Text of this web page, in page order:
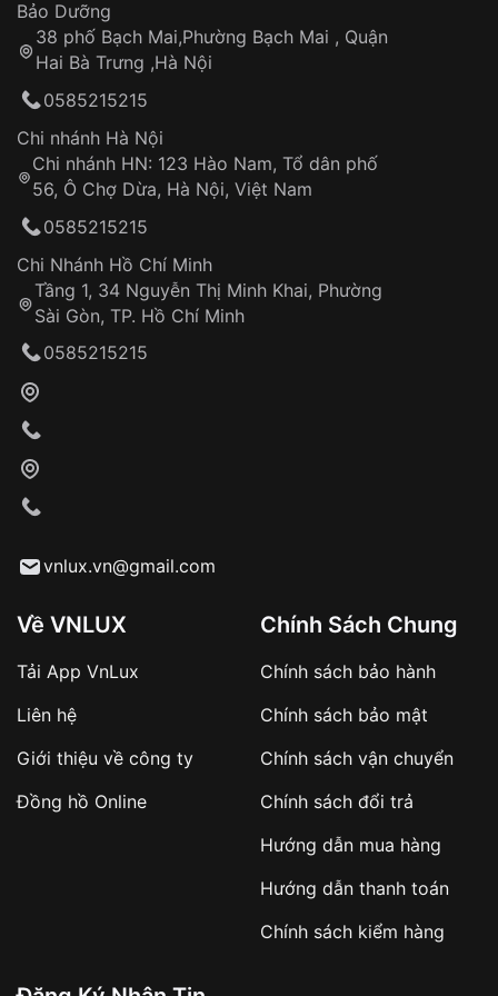
Thời gian tính từ khi xác nhận đơn hàng thành
công
Hotline: 0585 215 215
Từ khóa SEO:
Khách hàng kiểm tra và thanh toán trực tiếp
Từ khóa SEO:
sản phẩm đặc biệt
hàng
Số tiền còn lại thanh toán khi nhận hàng hoặc
✔️ Đảm bảo xử lý đơn hàng nhanh chóng
✔️ Hạn chế tình trạng hủy đơn không mong
Sản phẩm đã bị:
Tự ý sửa chữa
thống VNLUX
Đảm bảo quyền lợi khách hàng
Đồng hành cùng khách hàng trong suốt quá
trình sử dụng
Bảo Dưỡng
38 phố Bạch Mai,Phường Bạch Mai , Quận
Hai Bà Trưng ,Hà Nội
0585215215
Chi nhánh Hà Nội
Chi nhánh HN: 123 Hào Nam, Tổ dân phố
56, Ô Chợ Dừa, Hà Nội, Việt Nam
0585215215
Chi Nhánh Hồ Chí Minh
Tầng 1, 34 Nguyễn Thị Minh Khai, Phường
Sài Gòn, TP. Hồ Chí Minh
0585215215
vnlux.vn@gmail.com
Về VNLUX
Tải App VnLux
Liên hệ
Giới thiệu về công ty
Đồng hồ Online
Chính Sách Chung
Chính sách bảo hành
Chính sách bảo mật
Chính sách vận chuyển
Chính sách đổi trả
Hướng dẫn mua hàng
Hướng dẫn thanh toán
Chính sách kiểm hàng